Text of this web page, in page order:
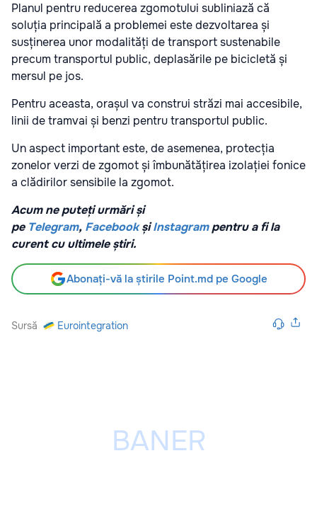
Planul pentru reducerea zgomotului subliniază că
soluția principală a problemei este dezvoltarea și
susținerea unor modalități de transport sustenabile
precum transportul public, deplasările pe bicicletă și
mersul pe jos.
Pentru aceasta, orașul va construi străzi mai accesibile,
linii de tramvai și benzi pentru transportul public.
Un aspect important este, de asemenea, protecția
zonelor verzi de zgomot și îmbunătățirea izolației fonice
a clădirilor sensibile la zgomot.
Acum ne puteți urmări și
pe Telegram, Facebook șiInstagrampentru a fi la
curent cu ultimele știri.
Abonați-vă la știrile Point.md pe Google
Sursă Eurointegration